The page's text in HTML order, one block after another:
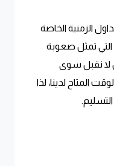
الزمنية الخاصة
التي تمثل صعوبة
لا نقبل سوى
المتاح لدينا، لذا